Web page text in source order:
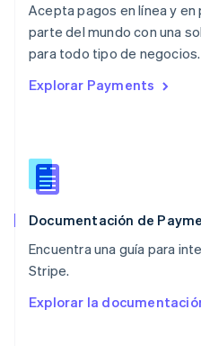
Acepta pagos en línea y
parte del mundo con una
para todo tipo de negocios.
Explorar Payments
Documentación de
Encuentra una guía para
Stripe.
Explorar la
English
Nueva Zelandia
English
NederlandsEnglish
Português
RAE de Hong Kong, China
Reino Unido
República Checa
English
English